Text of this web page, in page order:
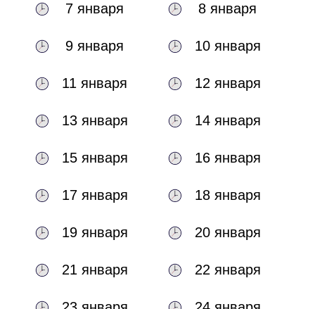
7 января 8 января
9 января 10 января
11 января 12 января
13 января 14 января
15 января 16 января
17 января 18 января
19 января 20 января
21 января 22 января